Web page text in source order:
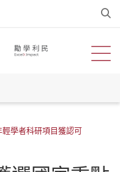
開
學者科研項目獲認可